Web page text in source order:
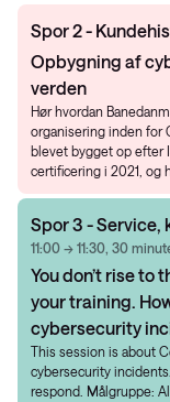
Spor 2 -
Opbygning af
verden
Hør hvordan
organisering inden for
blevet bygget op efter
certificering i 2021, og
Spor 3 -
11:00 → 11:30, 30
You don’t rise to
your training.
cybersecurity
This session is about
cybersecurity
respond. Målgruppe: